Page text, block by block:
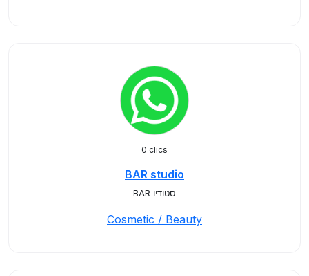
0 clics
BAR studio
BAR סטודיו
Cosmetic / Beauty